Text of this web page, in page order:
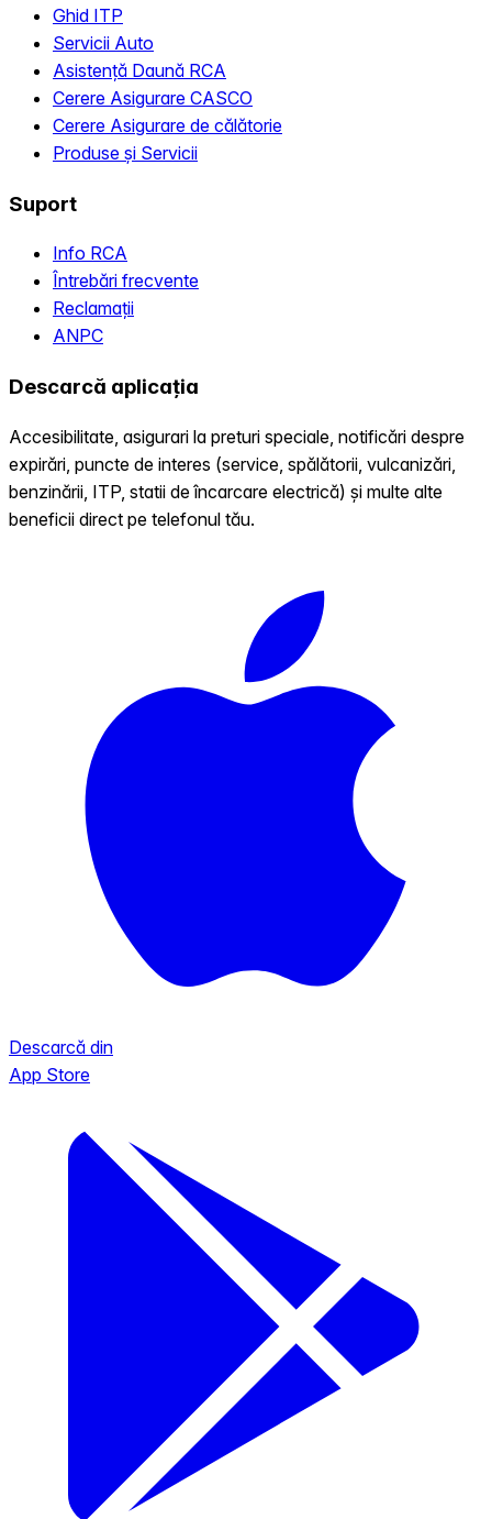
Ghid ITP
Servicii Auto
Asistență Daună RCA
Cerere Asigurare CASCO
Cerere Asigurare de călătorie
Produse și Servicii
Suport
Info RCA
Întrebări frecvente
Reclamații
ANPC
Descarcă aplicația
Accesibilitate, asigurari la preturi speciale, notificări despre
expirări, puncte de interes (service, spălătorii, vulcanizări,
benzinării, ITP, statii de încarcare electrică) și multe alte
beneficii direct pe telefonul tău.
Descarcă din
App Store